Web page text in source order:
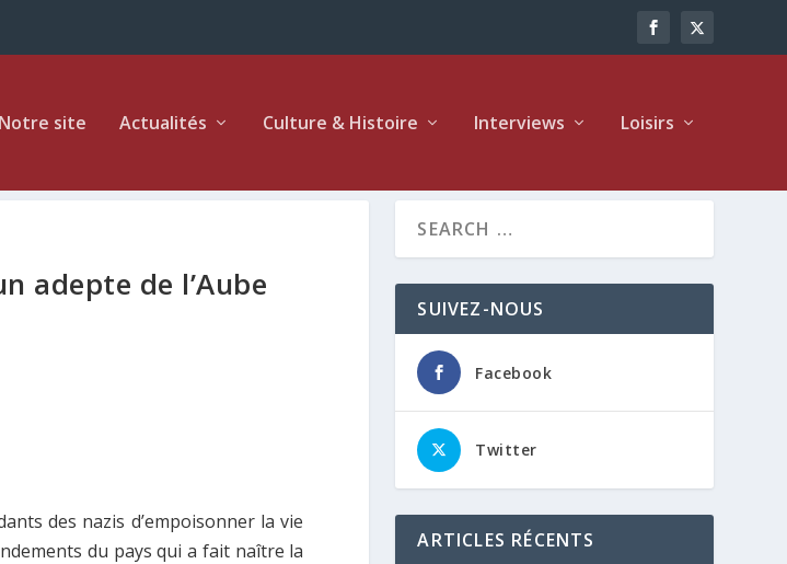
Notre site Actualités Culture & Histoire Interviews Loisirs
adepte de l’Aube
des nazis d’empoisonner la vie
du pays qui a fait naître la
SUIVEZ-NOUS
Facebook
Twitter
ARTICLES RÉCENTS